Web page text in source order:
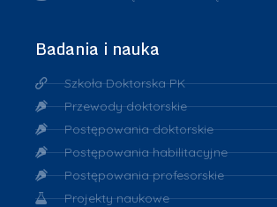
Badania i nauka
Szkoła Doktorska PK
Przewody doktorskie
Postępowania doktorskie
Postępowania habilitacyjne
Postępowania profesorskie
Projekty naukowe